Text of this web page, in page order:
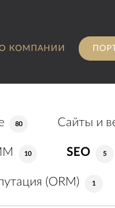
КОМПАНИИ
80 Сайты и
10 SEO 5
(ORM) 1